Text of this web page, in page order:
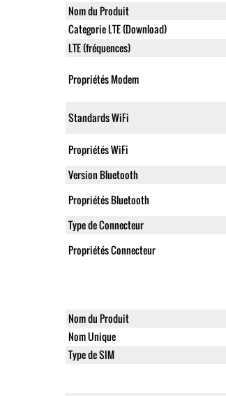
Nom du Produit
Categorie LTE (Download)
LTE (fréquences)
Propriétés Modem
Standards WiFi
Propriétés WiFi
Version Bluetooth
Propriétés Bluetooth
Type de Connecteur
Propriétés Connecteur
Nom du Produit
Nom Unique
Type de SIM